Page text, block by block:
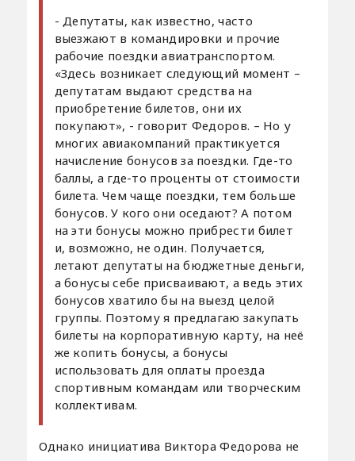
- Депутаты, как известно, часто
выезжают в командировки и прочие
рабочие поездки авиатранспортом.
«Здесь возникает следующий момент –
депутатам выдают средства на
приобретение билетов, они их
покупают», - говорит Федоров. – Но у
многих авиакомпаний практикуется
начисление бонусов за поездки. Где-то
баллы, а где-то проценты от стоимости
билета. Чем чаще поездки, тем больше
бонусов. У кого они оседают? А потом
на эти бонусы можно прибрести билет
и, возможно, не один. Получается,
летают депутаты на бюджетные деньги,
а бонусы себе присваивают, а ведь этих
бонусов хватило бы на выезд целой
группы. Поэтому я предлагаю закупать
билеты на корпоративную карту, на неё
же копить бонусы, а бонусы
использовать для оплаты проезда
спортивным командам или творческим
коллективам.
Однако инициатива Виктора Федорова не